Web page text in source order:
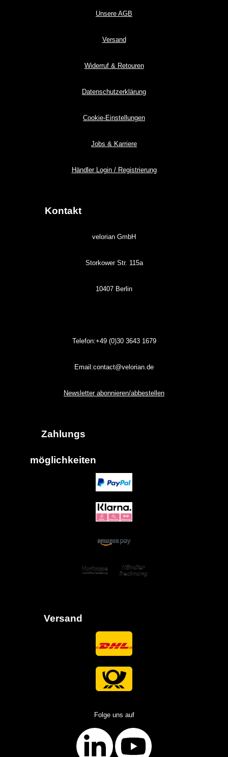
Unsere AGB
Versand
Widerruf & Retouren
Datenschutzerklärung
Cookie-Einstellungen
Jobs & Karriere
Händler Login / Registrierung
Kontakt
velorian GmbH
Storkower Str. 115a
10407 Berlin
Telefon:+49 (0)3036431679
Email:contact@velorian.de
Newsletter abonnieren/abbestellen
Zahlungs
möglich keiten
Versand
Folge uns auf